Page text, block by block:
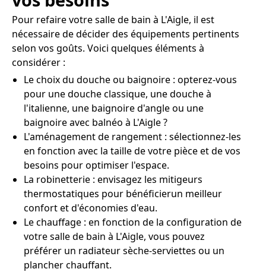
Pour refaire votre salle de bain à L'Aigle, il est
nécessaire de décider des équipements pertinents
selon vos goûts. Voici quelques éléments à
considérer :
Le choix du douche ou baignoire : opterez-vous
pour une douche classique, une douche à
l'italienne, une baignoire d'angle ou une
baignoire avec balnéo à L'Aigle ?
L'aménagement de rangement : sélectionnez-les
en fonction avec la taille de votre pièce et de vos
besoins pour optimiser l'espace.
La robinetterie : envisagez les mitigeurs
thermostatiques pour bénéficierun meilleur
confort et d'économies d'eau.
Le chauffage : en fonction de la configuration de
votre salle de bain à L'Aigle, vous pouvez
préférer un radiateur sèche-serviettes ou un
plancher chauffant.